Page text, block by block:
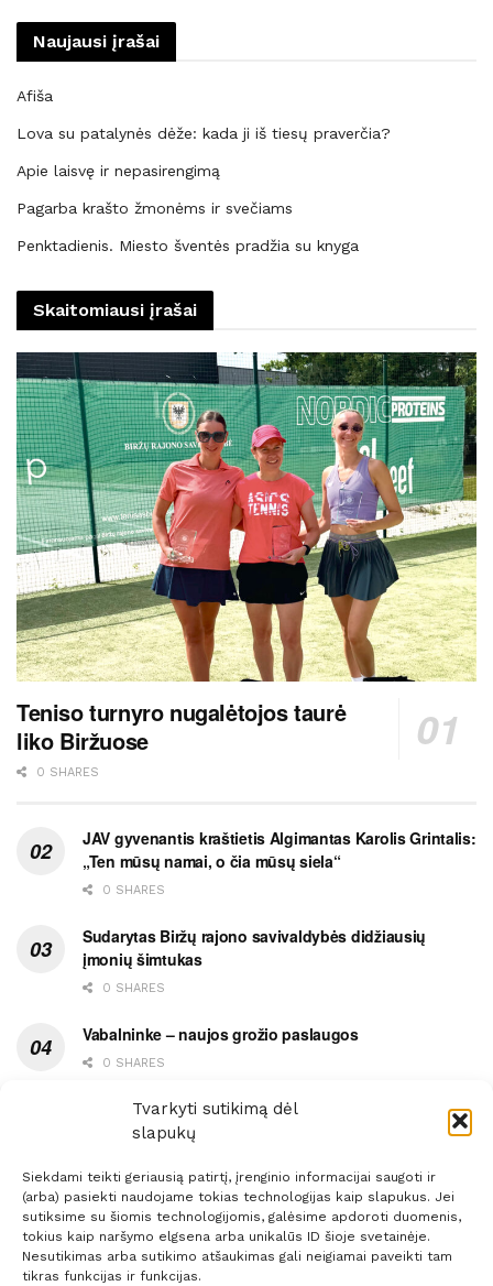
Tvarkyti sutikimą dėl
slapukų
Siekdami teikti geriausią patirtį, įrenginio informacijai saugoti ir
(arba) pasiekti naudojame tokias technologijas kaip slapukus. Jei
sutiksime su šiomis technologijomis, galėsime apdoroti duomenis,
tokius kaip naršymo elgsena arba unikalūs ID šioje svetainėje.
Nesutikimas arba sutikimo atšaukimas gali neigiamai paveikti tam
tikras funkcijas ir funkcijas.
Naujausi įrašai
Afiša
Lova su patalynės dėže: kada ji iš tiesų praverčia?
Apie laisvę ir nepasirengimą
Pagarba krašto žmonėms ir svečiams
Penktadienis. Miesto šventės pradžia su knyga
Skaitomiausi įrašai
Teniso turnyro nugalėtojos taurė
liko Biržuose
0 SHARES
JAV gyvenantis kraštietis Algimantas Karolis Grintalis:
„Ten mūsų namai, o čia mūsų siela“
0 SHARES
Sudarytas Biržų rajono savivaldybės didžiausių
įmonių šimtukas
0 SHARES
Vabalninke – naujos grožio paslaugos
0 SHARES
Vytauto gatvės grimasos, arba užsitęsusi Biržų gėda
0 SHARES
Prenumerata Reklama